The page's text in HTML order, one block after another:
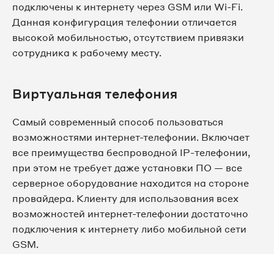
подключены к интернету через GSM или Wi-Fi.
Данная конфигурация телефонии отличается
высокой мобильностью, отсутствием привязки
сотрудника к рабочему месту.
Виртуальная телефония
Самый современный способ пользоваться
возможностями интернет-телефонии. Включает
все преимущества беспроводной IP-телефонии,
при этом не требует даже установки ПО — все
серверное оборудование находится на стороне
провайдера. Клиенту для использования всех
возможностей интернет-телефонии достаточно
подключения к интернету либо мобильной сети
GSM.